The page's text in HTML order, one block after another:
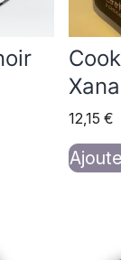
Xana
12,15 €